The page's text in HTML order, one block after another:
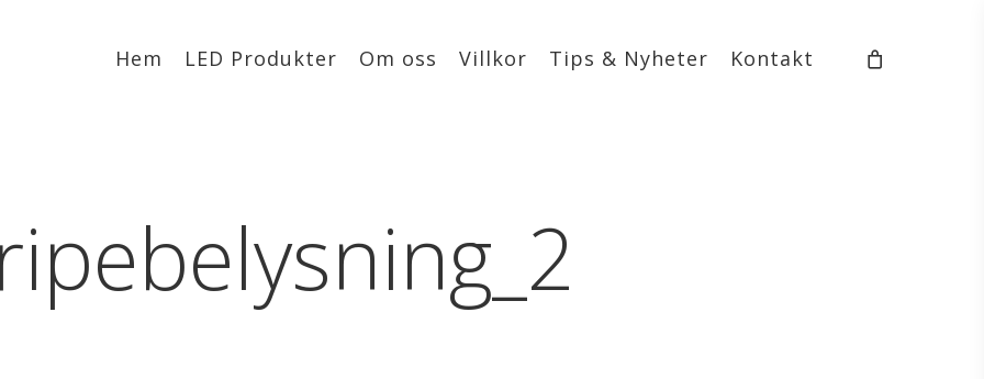
Hem LED Produkter Om oss Villkor Tips & Nyheter Kontakt